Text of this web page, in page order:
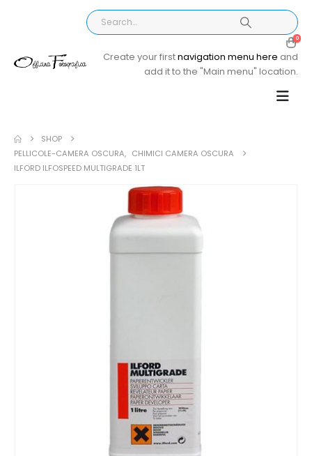
0
Create your firstnavigation menu here and
add it to the "Main menu" location.
SHOP
PELLICOLE-CAMERA OSCURA, CHIMICI CAMERA OSCURA
ILFORD ILFOSPEED MULTIGRADE 1LT